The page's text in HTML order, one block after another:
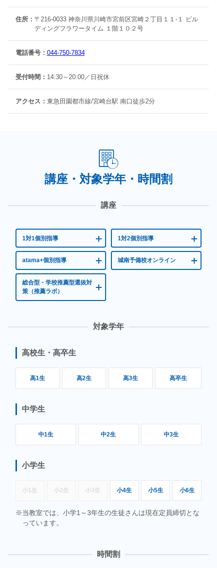
住所： 〒216-0033 神奈川県川崎市宮前区宮崎２丁目１１-１ ビル
ディングフラワータイム １階１０２号
電話番号： 044-750-7834
受付時間： 14:30～20:00／日祝休
アクセス： 東急田園都市線/宮崎台駅 南口徒歩2分
講座・対象学年・時間割
講座
1対1個別指導 1対2個別指導
atama+個別指導 城南予備校オンライン
総合型・学校推薦型選抜対
策（推薦ラボ）
対象学年
高校生・高卒生
高1生 高2生 高3生 高卒生
中学生
中1生 中2生 中3生
小学生
小1生 小2生 小3生 小4生 小5生 小6生
当教室では、小学1～3年生の生徒さんは現在定員締切とな
っています。
時間割